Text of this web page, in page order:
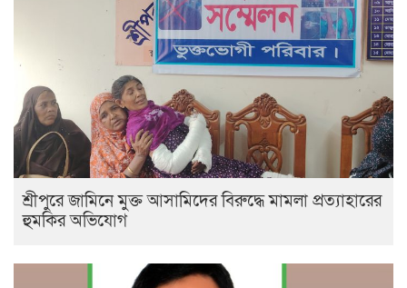
শ্রীপুরে জামিনে মুক্ত আসামিদের বিরুদ্ধে মামলা প্রত্যাহারের
হুমকির অভিযোগ